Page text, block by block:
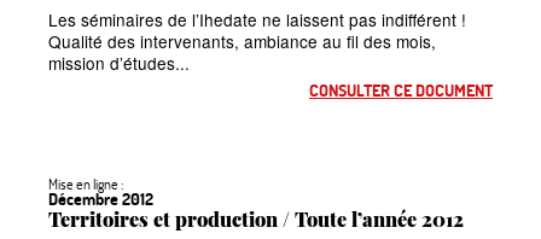
Les séminaires de l’Ihedate ne laissent pas indifférent !
Qualité des intervenants, ambiance au fil des mois,
mission d’études...
CONSULTER CE DOCUMENT
Mise en ligne :
Décembre 2012
Territoires et production / Toute l’année 2012